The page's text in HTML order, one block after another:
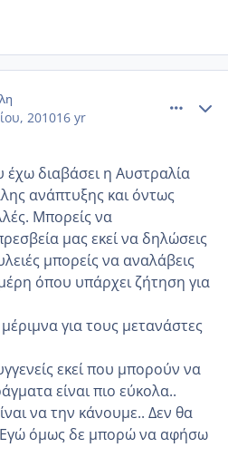
201016 yr
διαβάσει η Αυστραλία
ανάπτυξης και όντως
Μπορείς να
μας εκεί να δηλώσεις
μπορείς να αναλάβεις
όπου υπάρχει ζήτηση για
για τους μετανάστες
εκεί που μπορούν να
είναι πιο εύκολα..
να την κάνουμε.. Δεν θα
Εγώ όμως δε μπορώ να αφήσω